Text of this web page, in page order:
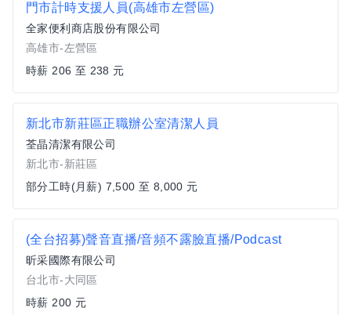
門市計時支援人員(高雄市左營區)
全家便利商店股份有限公司
高雄市-左營區
時薪 206 至 238 元
新北市新莊區正職辦公室清潔人員
荃晶清潔有限公司
新北市-新莊區
部分工時(月薪) 7,500 至 8,000 元
(全台招募)聲音直播/音頻不露臉直播/Podcast
昕采國際有限公司
台北市-大同區
時薪 200 元